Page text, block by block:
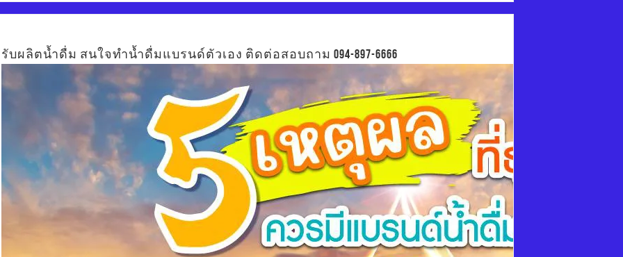
รับผลิตน้ำดื่ม สนใจทำน้ำดื่มแบรนด์ตัวเอง ติดต่อสอบถาม 094-897-6666